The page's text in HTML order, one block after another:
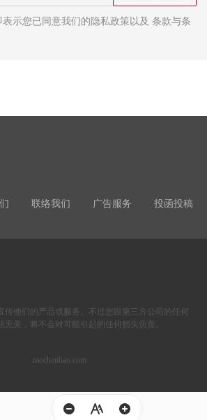
示您已同意我们的隐私政策以及 条款与条
联络我们 广告服务 投函投稿
传他们的产品或服务。不过您跟第三方公司的任何
无关，将不会对可能引起的任何损失负责。
zaochenbao.com